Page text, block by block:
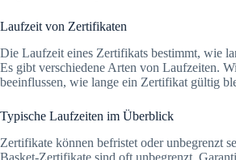
Laufzeit von Zertifikaten
Die Laufzeit eines Zertifikats bestimmt, wie
Es gibt verschiedene Arten von Laufzeiten.
beeinflussen, wie lange ein Zertifikat gültig
Typische Laufzeiten im Überblick
Zertifikate können befristet oder unbegrenzt
Basket-Zertifikate sind oft unbegrenzt.